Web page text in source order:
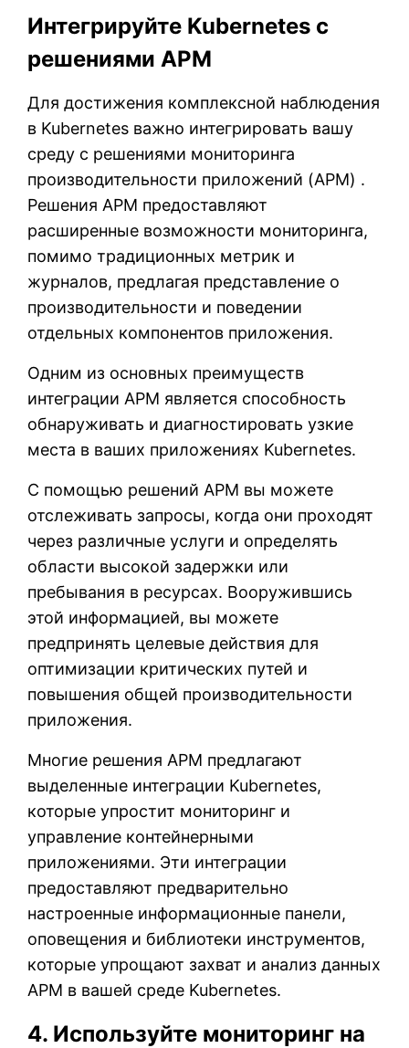
Интегрируйте Kubernetes с
решениями APM
Для достижения комплексной наблюдения
в Kubernetes важно интегрировать вашу
среду с решениями мониторинга
производительности приложений (APM) .
Решения APM предоставляют
расширенные возможности мониторинга,
помимо традиционных метрик и
журналов, предлагая представление о
производительности и поведении
отдельных компонентов приложения.
Одним из основных преимуществ
интеграции APM является способность
обнаруживать и диагностировать узкие
места в ваших приложениях Kubernetes.
С помощью решений APM вы можете
отслеживать запросы, когда они проходят
через различные услуги и определять
области высокой задержки или
пребывания в ресурсах. Вооружившись
этой информацией, вы можете
предпринять целевые действия для
оптимизации критических путей и
повышения общей производительности
приложения.
Многие решения APM предлагают
выделенные интеграции Kubernetes,
которые упростит мониторинг и
управление контейнерными
приложениями. Эти интеграции
предоставляют предварительно
настроенные информационные панели,
оповещения и библиотеки инструментов,
которые упрощают захват и анализ данных
APM в вашей среде Kubernetes.
4. Используйте мониторинг на